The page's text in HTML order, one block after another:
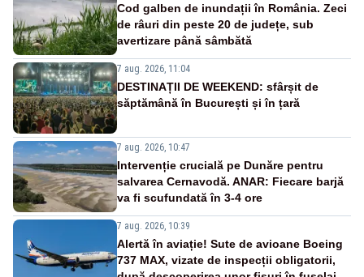
Cod galben de inundații în România. Zeci
de râuri din peste 20 de județe, sub
avertizare până sâmbătă
7 aug. 2026, 11:04
DESTINAȚII DE WEEKEND: sfârșit de
săptămână în București și în țară
7 aug. 2026, 10:47
Intervenție crucială pe Dunăre pentru
salvarea Cernavodă. ANAR: Fiecare barjă
va fi scufundată în 3-4 ore
7 aug. 2026, 10:39
Alertă în aviație! Sute de avioane Boeing
737 MAX, vizate de inspecții obligatorii,